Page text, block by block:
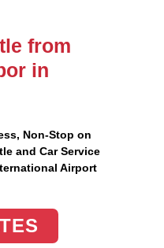
from
in
, Non-Stop on
and Car Service
Airport